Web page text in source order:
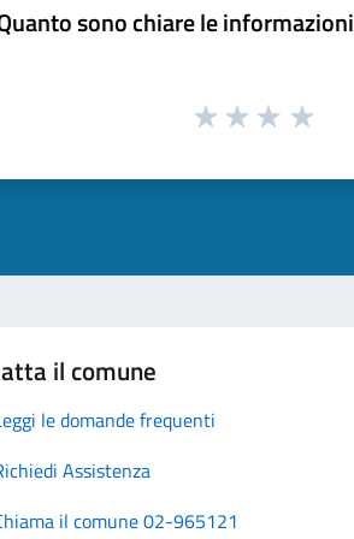
sono chiare le
il comune
le domande frequenti
Assistenza
il comune 02-965121